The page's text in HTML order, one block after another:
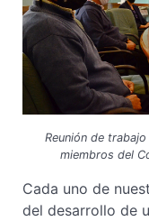
Reunión de
miembros del
Cada uno de
del desarrollo de